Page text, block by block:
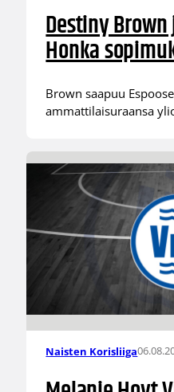
Destiny
Honka
Brown saapuu
ammattilaisuraansa
Naisten Korisliiga